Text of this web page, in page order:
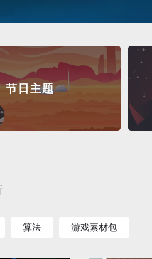
节日主题
算法 游戏素材包